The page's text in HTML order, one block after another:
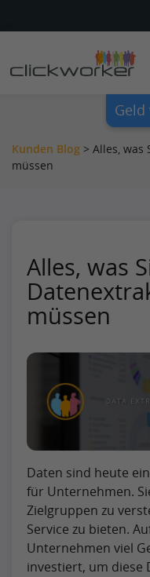
Kunden Blog > Alles, was
müssen
Alles, was
müssen
Daten sind heute
für Unternehmen.
Zielgruppen zu
Service zu bieten.
Unternehmen viel
investiert, um diese